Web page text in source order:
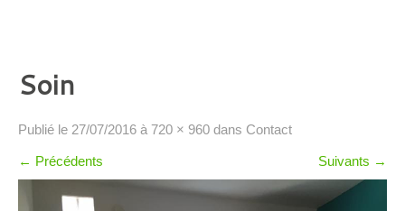
Soin
Publié le 27/07/2016 à 720 × 960 dans Contact
← Précédents Suivants →